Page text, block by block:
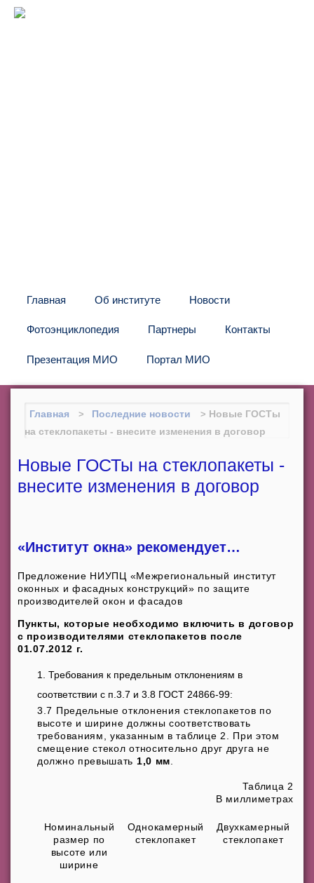
Главная Об институте Новости
Фотоэнциклопедия Партнеры Контакты
Презентация МИО Портал МИО
Главная Последние новости
Новые ГОСТы
на стеклопакеты - внесите изменения в договор
Новые ГОСТы на стеклопакеты -
внесите изменения в договор
«Институт окна» рекомендует…
Предложение НИУПЦ «Межрегиональный институт
оконных и фасадных конструкций» по защите
производителей окон и фасадов
Пункты, которые необходимо включить в договор
с производителями стеклопакетов после
01.07.2012 г.
Требования к предельным отклонениям в
соответствии с п.3.7 и 3.8 ГОСТ 24866-99:
3.7 Предельные отклонения стеклопакетов по
высоте и ширине должны соответствовать
требованиям, указанным в таблице 2. При этом
смещение стекол относительно друг друга не
должно превышать 1,0 мм
Таблица 2
В миллиметрах
Номинальный
размер по
высоте или
ширине
Однокамерный
стеклопакет
Двухкамерный
стеклопакет